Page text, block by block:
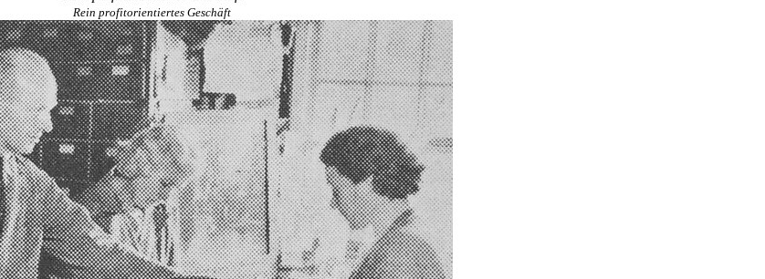
Rein profitorientiertes Geschäft